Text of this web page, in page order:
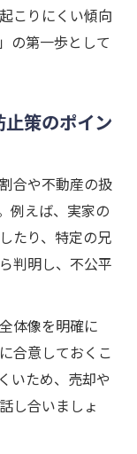
ル回避の工
人の差を解
ント
分割のコツ
ル対策の実
重要ポイン
る予防の工
こりにくい傾向
の第一歩として
策のポイン
合や不動産の扱
例えば、実家の
たり、特定の兄
判明し、不公平
体像を明確に
合意しておくこ
いため、売却や
し合いましょ